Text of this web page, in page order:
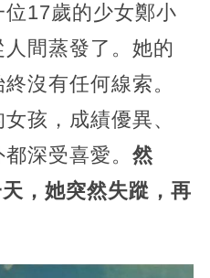
17歲的少女鄭小
間蒸發了。她的
沒有任何線索。
孩，成績優異、
深受喜愛。 然
，她突然失蹤，再